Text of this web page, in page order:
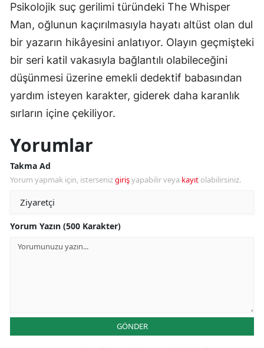
Psikolojik suç gerilimi türündeki The Whisper
Man, oğlunun kaçırılmasıyla hayatı altüst olan dul
bir yazarın hikâyesini anlatıyor. Olayın geçmişteki
bir seri katil vakasıyla bağlantılı olabileceğini
düşünmesi üzerine emekli dedektif babasından
yardım isteyen karakter, giderek daha karanlık
sırların içine çekiliyor.
Yorumlar
Takma Ad
Yorum yapmak için, istersenizgirişyapabilir veya kayıt olabilirsiniz.
Yorum Yazın (500 Karakter)
GÖNDER